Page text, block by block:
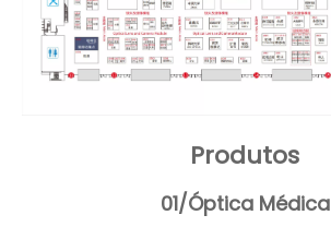
Produtos
01/Óptica Médica